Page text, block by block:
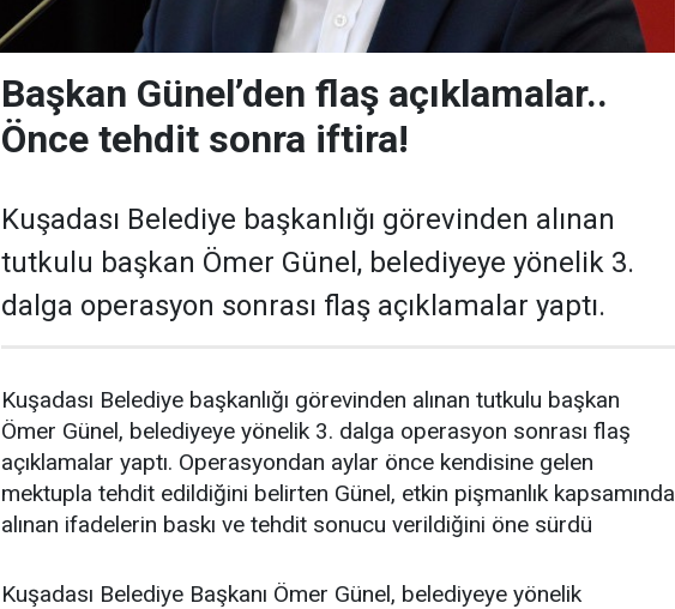
Başkan Günel’den flaş açıklamalar..
Önce tehdit sonra iftira!
Kuşadası Belediye başkanlığı görevinden alınan
tutkulu başkan Ömer Günel, belediyeye yönelik 3.
dalga operasyon sonrası flaş açıklamalar yaptı.
Kuşadası Belediye başkanlığı görevinden alınan tutkulu başkan
Ömer Günel, belediyeye yönelik 3. dalga operasyon sonrası flaş
açıklamalar yaptı. Operasyondan aylar önce kendisine gelen
mektupla tehdit edildiğini belirten Günel, etkin pişmanlık kapsamında
alınan ifadelerin baskı ve tehdit sonucu verildiğini öne sürdü
Kuşadası Belediye Başkanı Ömer Günel, belediyeye yönelik